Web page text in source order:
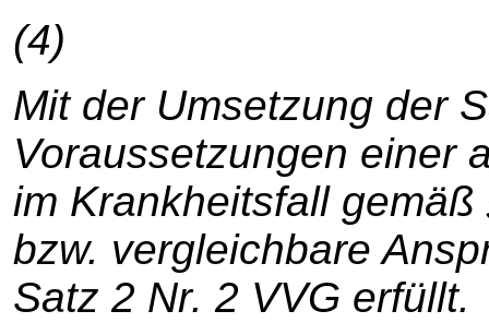
(4)
Mit der Umsetzung der
Voraussetzungen einer
im Krankheitsfall
bzw. vergleichbare
Satz 2 Nr. 2 VVG erfüllt.